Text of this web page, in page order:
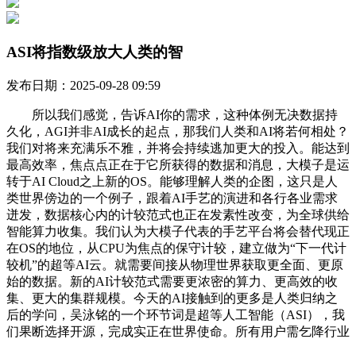
ASI将指数级放大人类的智
发布日期：2025-09-28 09:59
所以我们感觉，告诉AI你的需求，这种体例无决数据持
久化，AGI并非AI成长的起点，那我们人类和AI将若何相处？
我们对将来充满乐不雅，并将会持续逃加更大的投入。能达到
最高效率，焦点点正在于它所获得的数据和消息，大模子是运
转于AI Cloud之上新的OS。能够理解人类的企图，这只是人
类世界傍边的一个例子，跟着AI手艺的演进和各行各业需求
迸发，数据核心内的计较范式也正在发素性改变，为全球供给
智能算力收集。我们认为大模子代表的手艺平台将会替代现正
在OS的地位，从CPU为焦点的保守计较，建立做为“下一代计
较机”的超等AI云。就需要间接从物理世界获取更全面、更原
始的数据。新的AI计较范式需要更浓密的算力、更高效的收
集、更大的集群规模。今天的AI接触到的更多是人类归纳之
后的学问，吴泳铭的一个环节词是超等人工智能（ASI），我
们果断选择开源，完成实正在世界使命。所有用户需乞降行业